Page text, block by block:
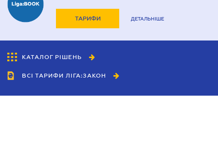
ТАРИФИ ДЕТАЛЬНІШЕ
КАТАЛОГ РІШЕНЬ
ВСІ ТАРИФИ ЛІГА:ЗАКОН